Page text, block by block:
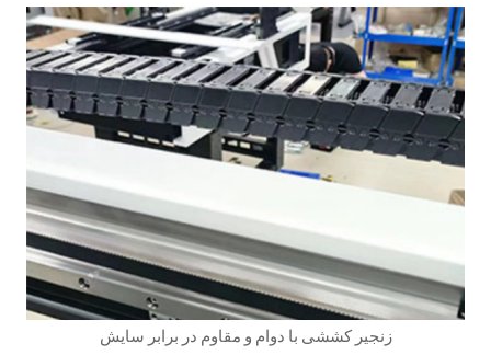
زنجیر کششی با دوام و مقاوم در برابر سایش